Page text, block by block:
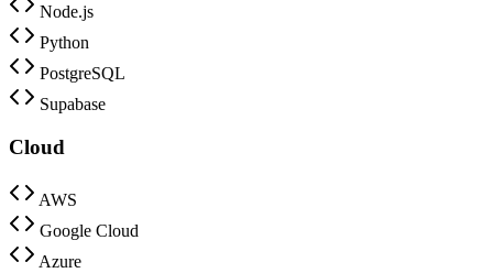
Node.js
Python
PostgreSQL
Supabase
Cloud
AWS
Google Cloud
Azure